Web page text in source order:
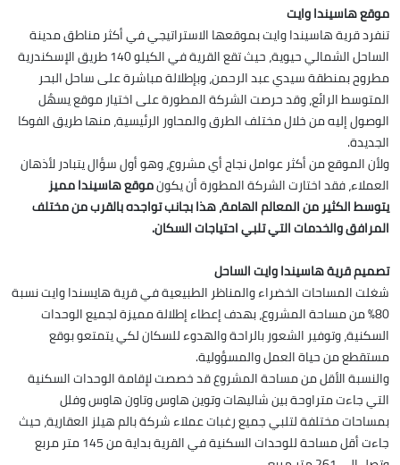
موقع هاسيندا وايت
تنفرد قرية هاسيندا وايت بموقعها الاستراتيجي في أكثر مناطق مدينة
الساحل الشمالي حيوية، حيث تقع القرية في الكيلو 140 طريق الإسكندرية
مطروح بمنطقة سيدي عبد الرحمن، وبإطلالة مباشرة على ساحل البحر
المتوسط الرائع، وقد حرصت الشركة المطورة على اختيار موقع يسهُل
الوصول إليه من خلال مختلف الطرق والمحاور الرئيسية، منها طريق الفوكا
الجديدة.
ولأن الموقع من أكثر عوامل نجاح أي مشروع، وهو أول سؤال يتبادر لأذهان
العملاء، فقد اختارت الشركة المطورة أن يكونموقع هاسيندا مميز
يتوسط الكثير من المعالم الهامة، هذا بجانب تواجده بالقرب من مختلف
المرافق والخدمات التي تلبي احتياجات السكان.
تصميم قرية هاسيندا وايت الساحل
شغلت المساحات الخضراء والمناظر الطبيعية في قرية هايسندا وايت نسبة
80% من مساحة المشروع، بهدف إعطاء إطلالة مميزة لجميع الوحدات
السكنية، وتوفير الشعور بالراحة والهدوء للسكان لكي يتمتعو بوقع
مستقطع من حياة العمل والمسؤولية.
والنسبة الأقل من مساحة المشروع قد خصصت لإقامة الوحدات السكنية
التي جاءت متراوحة بين شاليهات وتوين هاوس وتاون هاوس وفلل
بمساحات مختلفة لتلبي جميع رغبات عملاء شركة بالم هيلز العقارية، حيث
جاءت أقل مساحة للوحدات السكنية في القرية بداية من 145 متر مربع